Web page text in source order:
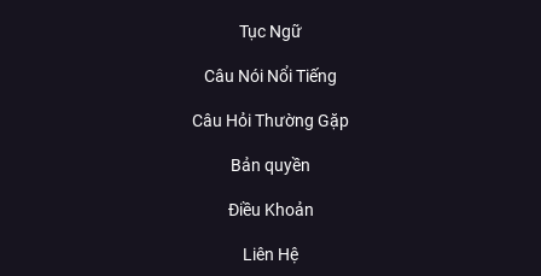
Tục Ngữ
Câu Nói Nổi Tiếng
Câu Hỏi Thường Gặp
Bản quyền
Điều Khoản
Liên Hệ